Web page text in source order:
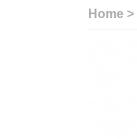
Home >